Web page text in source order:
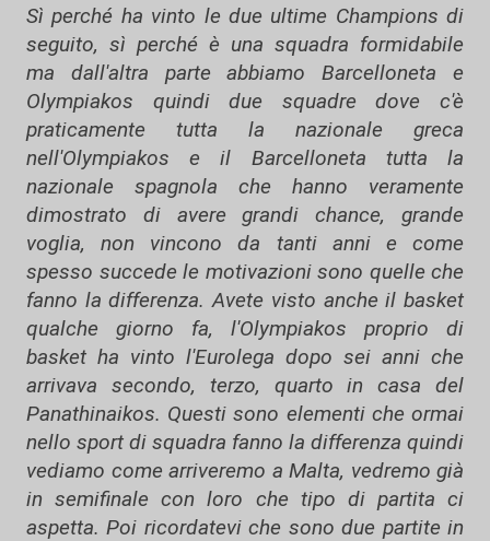
Sì perché ha vinto le due ultime Champions di
seguito, sì perché è una squadra formidabile
ma dall'altra parte abbiamo Barcelloneta e
Olympiakos quindi due squadre dove c'è
praticamente tutta la nazionale greca
nell'Olympiakos e il Barcelloneta tutta la
nazionale spagnola che hanno veramente
dimostrato di avere grandi chance, grande
voglia, non vincono da tanti anni e come
spesso succede le motivazioni sono quelle che
fanno la differenza. Avete visto anche il basket
qualche giorno fa, l'Olympiakos proprio di
basket ha vinto l'Eurolega dopo sei anni che
arrivava secondo, terzo, quarto in casa del
Panathinaikos. Questi sono elementi che ormai
nello sport di squadra fanno la differenza quindi
vediamo come arriveremo a Malta, vedremo già
in semifinale con loro che tipo di partita ci
aspetta. Poi ricordatevi che sono due partite in